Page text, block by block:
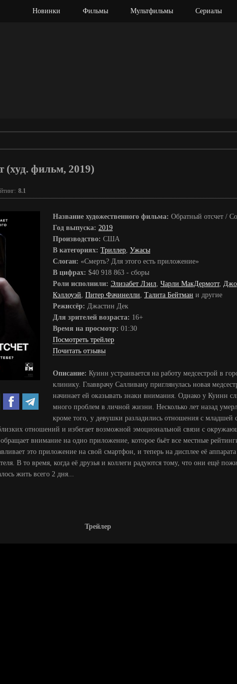
Новинки Фильмы Мультфильмы Сериалы
(худ. фильм, 2019)
8.1
Название художественного фильма: Обратный отсчет /
Год выпуска: 2019
Производство: США
В категориях: Триллер, Ужасы
Слоган: «Смерть? Для этого есть приложение»
В цифрах: $40 918 863 - сборы
Роли исполнили: Элизабет Лэил, Чарли МакДермотт,
Кэллоуэй, Питер Фачинелли, Талита Бейтман и другие
Режиссёр: Джастин Дек
Для зрителей возраста: 16+
Время на просмотр: 01:30
Посмотреть трейлер
Почитать отзывы
Описание: Куинн устраивается на работу медсестрой в
клинику. Главврачу Салливану приглянулась новая
начинает ей оказывать знаки внимания. Однако у Куинн
много проблем в личной жизни. Несколько лет назад
кроме того, у девушки разладились отношения с младшей
отношений и избегает возможной эмоциональной связи с
внимание на одно приложение, которое бьёт все местные
это приложение на свой смартфон, и теперь на дисплее её
В то время, когда её друзья и коллеги радуются тому, что они ещё
жить всего 2 дня...
Трейлер